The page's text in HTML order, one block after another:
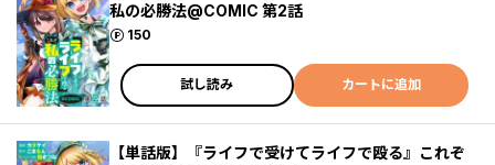
私の必勝法@COMIC 第2話
150
ポイント
試し読み カートに追加
【単話版】『ライフで受けてライフで殴る』これぞ